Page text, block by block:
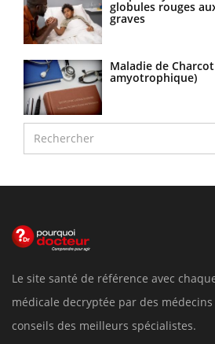
globules rouges
graves
Maladie de
amyotrophique)
Le site santé de référence avec
médicale decryptée par des
conseils des meilleurs spécialistes.